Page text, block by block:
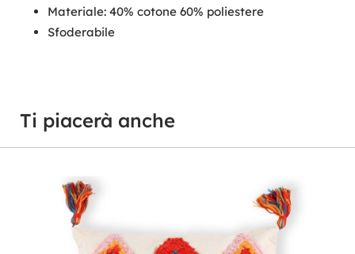
Materiale: 40% cotone 60% poliestere
Sfoderabile
Ti piacerà anche